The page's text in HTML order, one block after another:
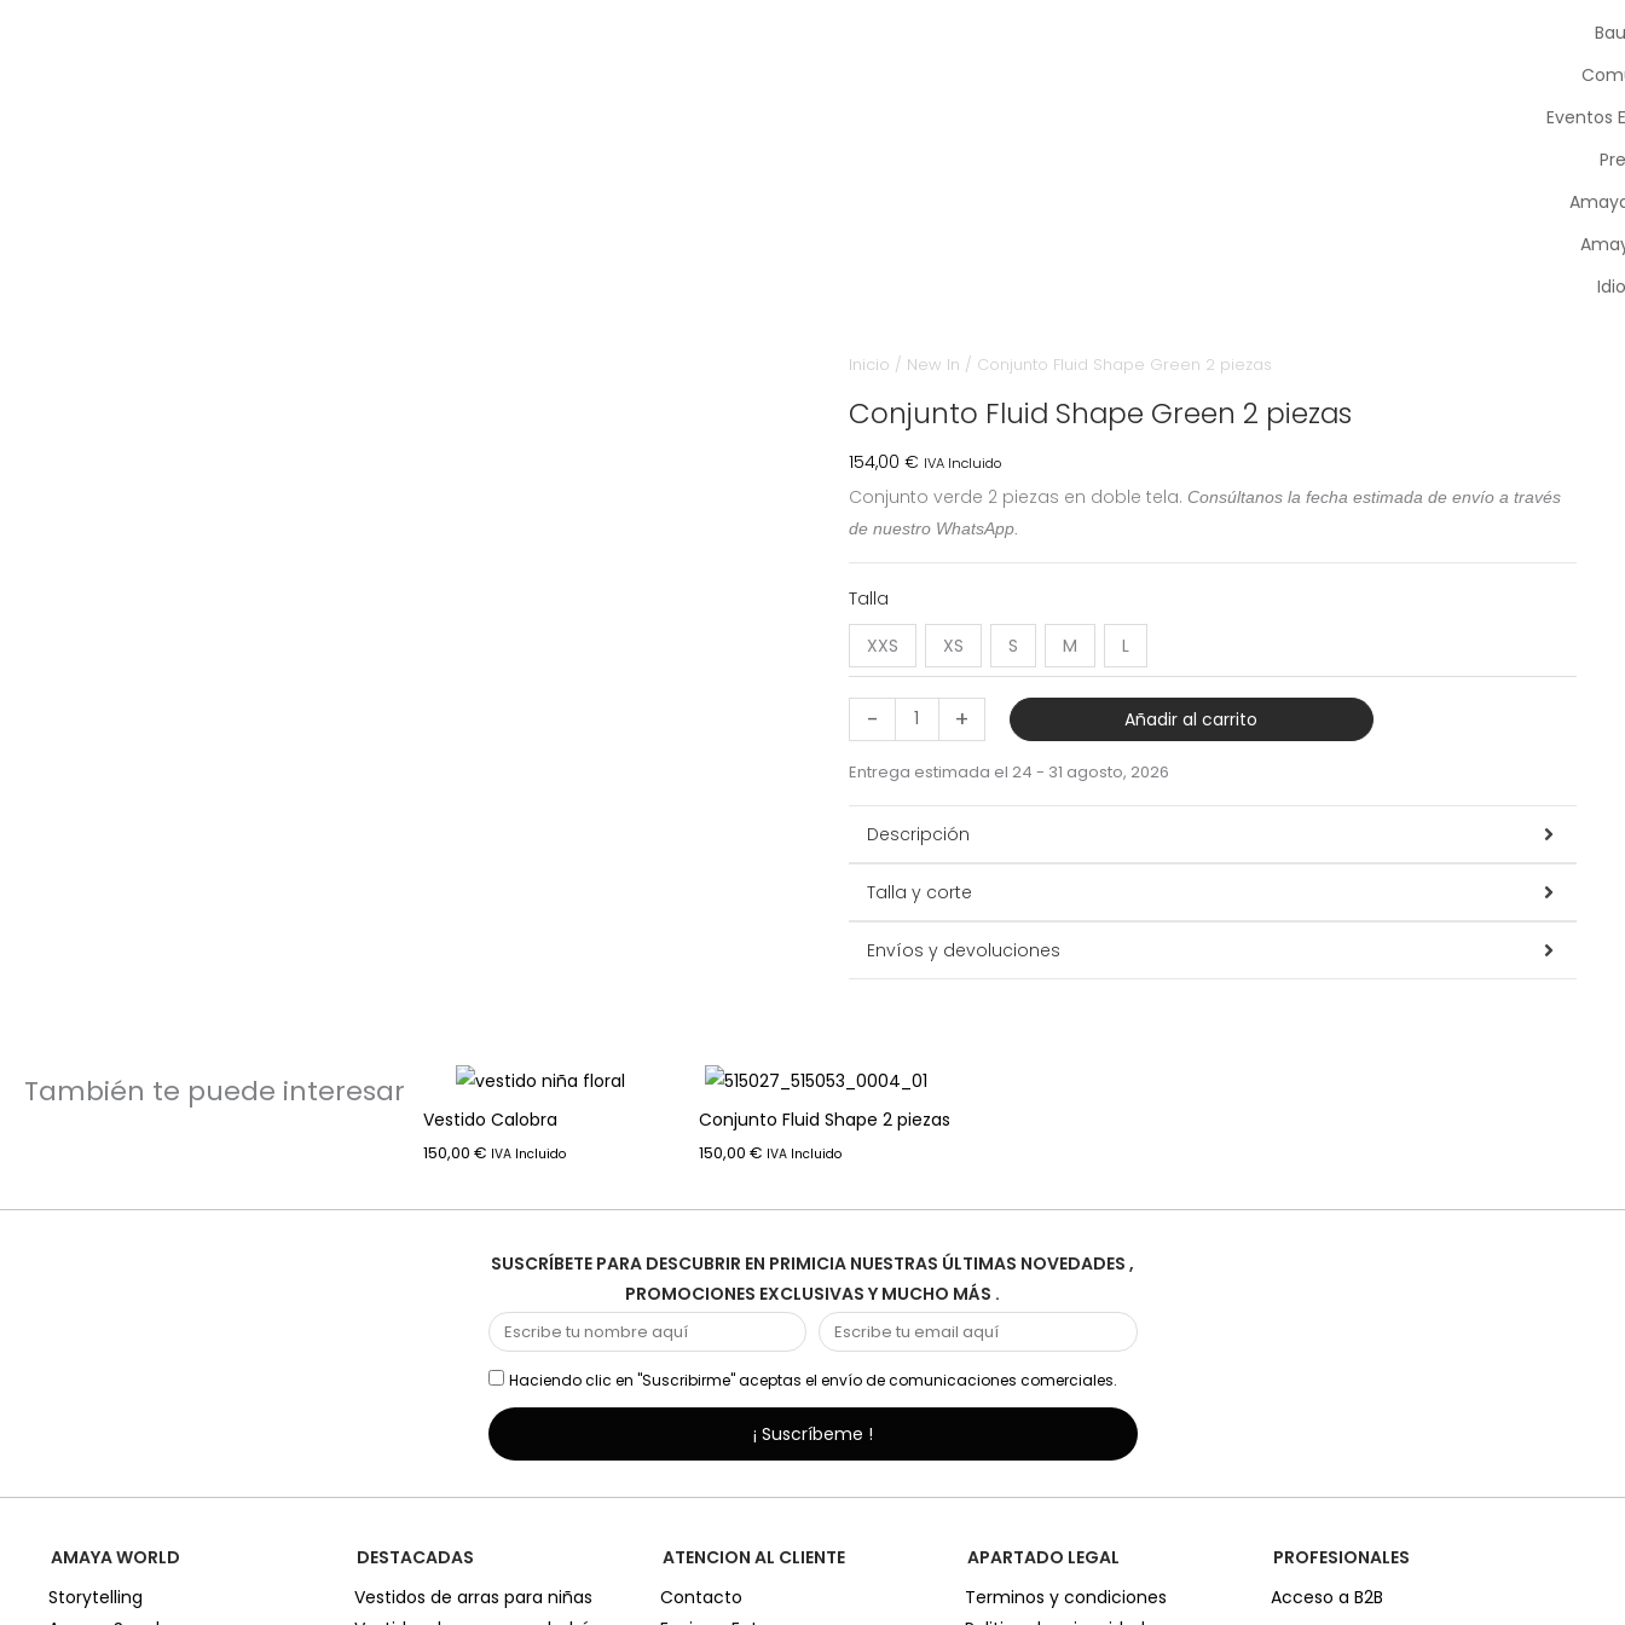
Eventos
Inicio / New In / Conjunto Fluid Shape Green 2 piezas
Conjunto Fluid Shape Green 2 piezas
154,00 € IVA Incluido
Conjunto verde 2 piezas en doble tela. Consúltanos la fecha estimada de envío a través
de nuestro WhatsApp.
Talla
XXS
XS S M L
-
Conjunto
Fluid
Shape
cantidad
+ Añadir al carrito
Entrega estimada el 24 - 31 agosto, 2026
Descripción
Talla y corte
Envíos y devoluciones
También te puede interesar
Vestido Calobra
150,00 € IVA Incluido
Conjunto Fluid Shape 2 piezas
150,00 € IVA Incluido
SUSCRÍBETE PARA DESCUBRIR EN PRIMICIA NUESTRAS ÚLTIMAS NOVEDADES ,
PROMOCIONES EXCLUSIVAS Y MUCHO MÁS .
Haciendo clic en "Suscribirme" aceptas el envío de comunicaciones comerciales.
¡ Suscríbeme !
AMAYA WORLD
Storytelling
DESTACADAS
Vestidos de arras para niñas
ATENCION AL CLIENTE
Contacto
APARTADO LEGAL
Terminos y condiciones
PROFESIONALES
Acceso a B2B